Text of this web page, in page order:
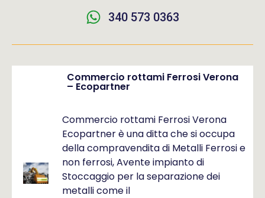
340 573 0363
Commercio rottami Ferrosi Verona
– Ecopartner
Commercio rottami Ferrosi Verona
Ecopartner è una ditta che si occupa
della compravendita di Metalli Ferrosi e
non ferrosi, Avente impianto di
Stoccaggio per la separazione dei
metalli come il